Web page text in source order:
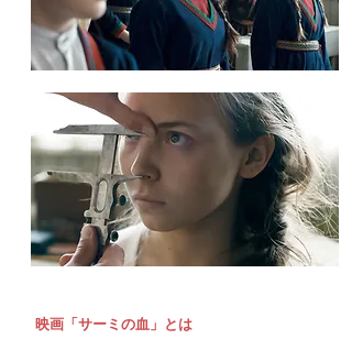
​映画「サーミの血」とは